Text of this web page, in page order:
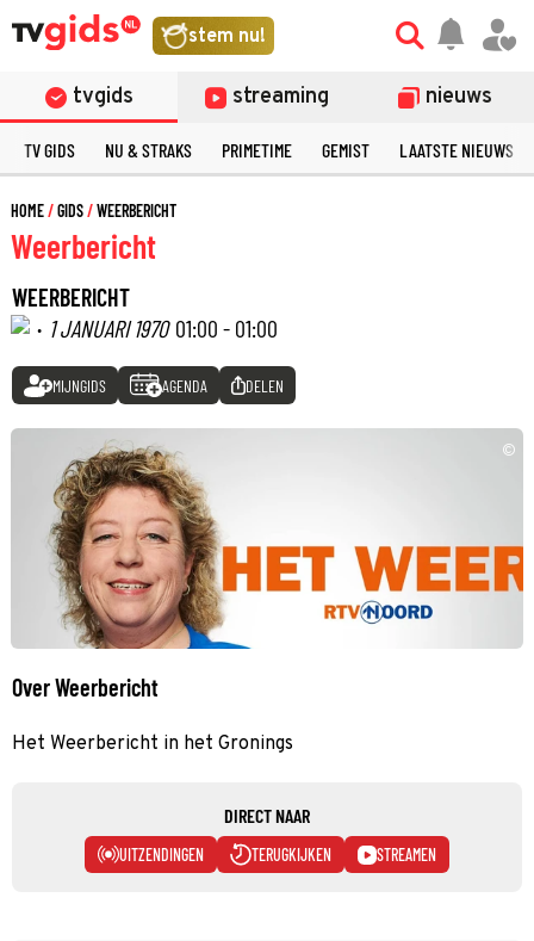
stem nu!
tvgids streaming nieuws
TV GIDS NU & STRAKS PRIMETIME GEMIST LAATSTE NIEUWS
HOME GIDS WEERBERICHT
Weerbericht
WEERBERICHT
· 1 JANUARI 1970 01:00 - 01:00
MIJNGIDS AGENDA DELEN
©
Over Weerbericht
Het Weerbericht in het Gronings
DIRECT NAAR
UITZENDINGEN TERUGKIJKEN STREAMEN